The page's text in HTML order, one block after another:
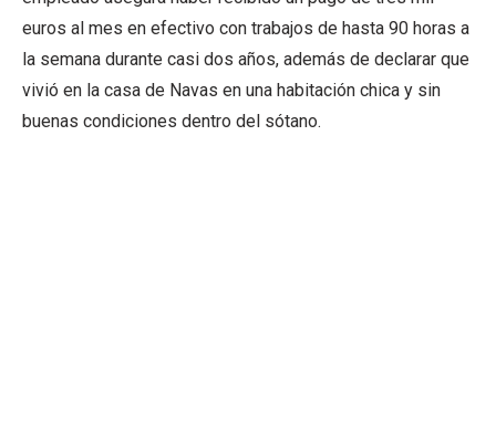
euros al mes en efectivo con trabajos de hasta 90 horas a
la semana durante casi dos años, además de declarar que
vivió en la casa de Navas en una habitación chica y sin
buenas condiciones dentro del sótano.